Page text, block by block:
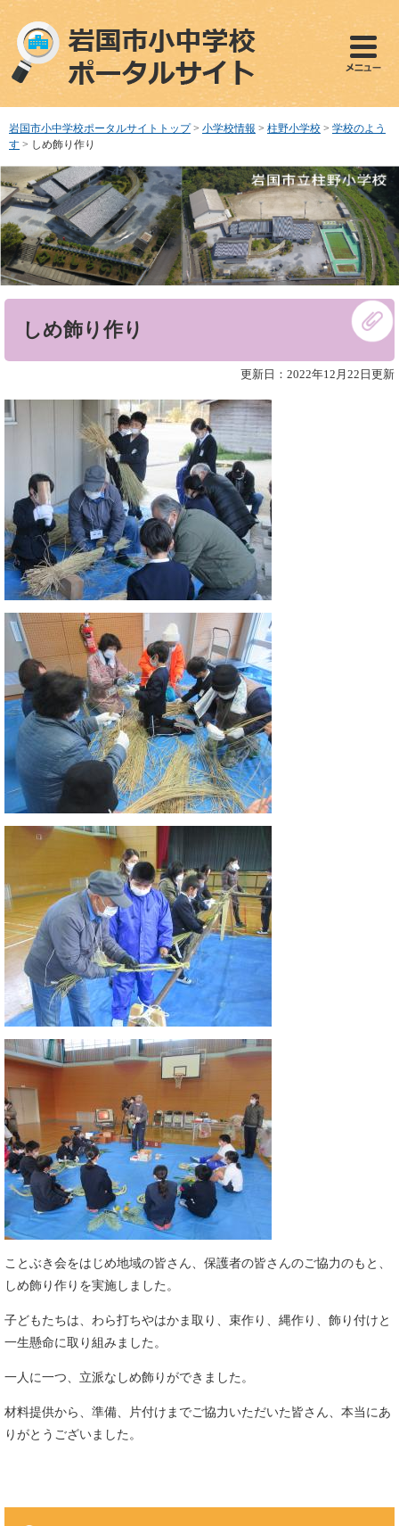
ペ
で
す
メ
ば
し
本
文
へ
岩国市小中学校ポータルサイトトップ > 小学校情報 > 柱野小学校 > 学校のよう
す > しめ飾り作り
しめ飾り作り
更新日：2022年12月22日更新
ことぶき会をはじめ地域の皆さん、保護者の皆さんのご協力のもと、
しめ飾り作りを実施しました。
子どもたちは、わら打ちやはかま取り、束作り、縄作り、飾り付けと
一生懸命に取り組みました。
一人に一つ、立派なしめ飾りができました。
材料提供から、準備、片付けまでご協力いただいた皆さん、本当にあ
りがとうございました。